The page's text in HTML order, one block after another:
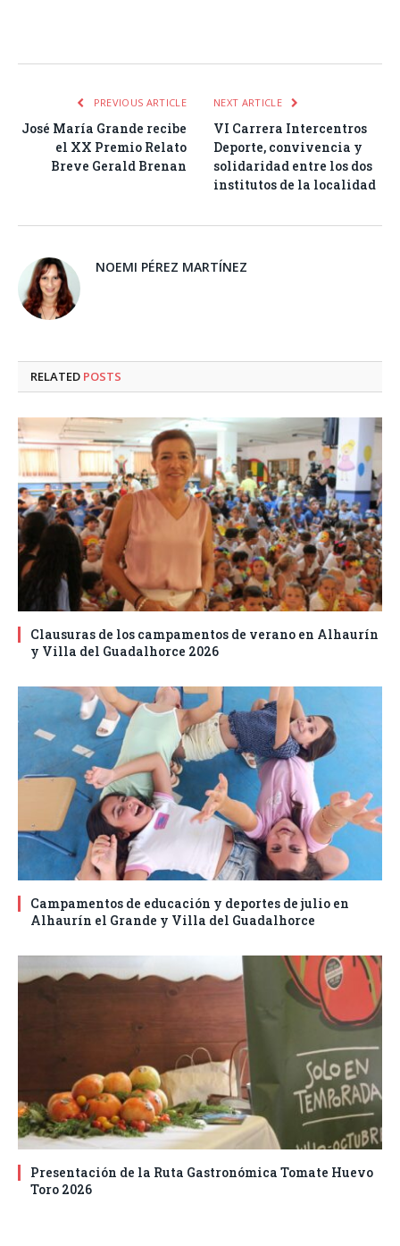
PREVIOUS ARTICLE
José María Grande recibe
el XX Premio Relato
Breve Gerald Brenan
NEXT ARTICLE
VI Carrera Intercentros
Deporte, convivencia y
solidaridad entre los dos
institutos de la localidad
NOEMI PÉREZ MARTÍNEZ
RELATED POSTS
Clausuras de los campamentos de verano en Alhaurín
y Villa del Guadalhorce 2026
Campamentos de educación y deportes de julio en
Alhaurín el Grande y Villa del Guadalhorce
Presentación de la Ruta Gastronómica Tomate Huevo
Toro 2026